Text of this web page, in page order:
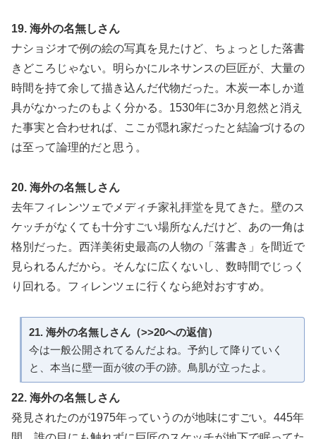
19. 海外の名無しさん
ナショジオで例の絵の写真を見たけど、ちょっとした落書
きどころじゃない。明らかにルネサンスの巨匠が、大量の
時間を持て余して描き込んだ代物だった。木炭一本しか道
具がなかったのもよく分かる。1530年に3か月忽然と消え
た事実と合わせれば、ここが隠れ家だったと結論づけるの
は至って論理的だと思う。
20. 海外の名無しさん
去年フィレンツェでメディチ家礼拝堂を見てきた。壁のス
ケッチがなくても十分すごい場所なんだけど、あの一角は
格別だった。西洋美術史最高の人物の「落書き」を間近で
見られるんだから。そんなに広くないし、数時間でじっく
り回れる。フィレンツェに行くなら絶対おすすめ。
21. 海外の名無しさん（>>20への返信）
今は一般公開されてるんだよね。予約して降りていく
と、本当に壁一面が彼の手の跡。鳥肌が立ったよ。
22. 海外の名無しさん
発見されたのが1975年っていうのが地味にすごい。445年